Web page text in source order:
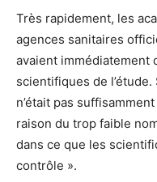
Très rapidement, les
agences sanitaires
avaient immédiatement
scientifiques de
n’était pas
raison du trop faible
dans ce que les
contrôle ».